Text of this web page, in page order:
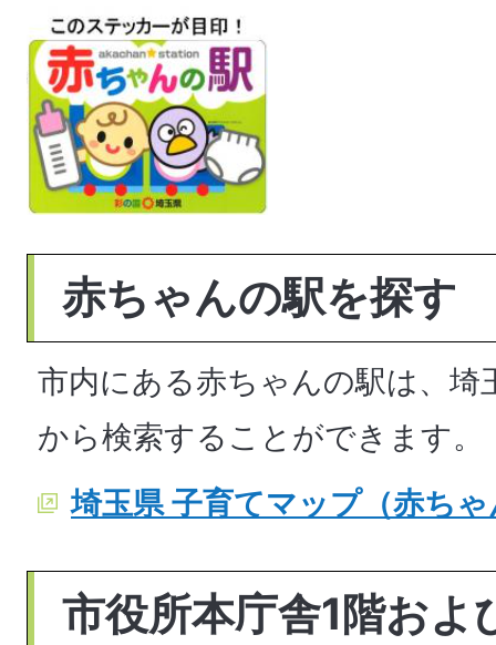
赤ちゃんの駅を探す
市内にある赤ちゃんの駅は、埼
から検索することができます。
埼玉県 子育てマップ（赤ち
市役所本庁舎1階およ